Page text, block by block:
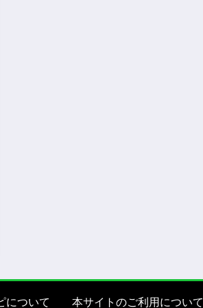
について 本サイトのご利用について